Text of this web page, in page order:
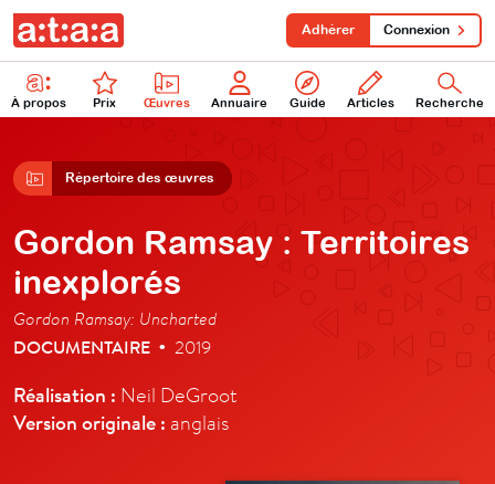
À propos Prix Œuvres Annuaire Guide Articles Recherche
Adhérer Connexion
Répertoire des œuvres
Gordon Ramsay : Territoires
inexplorés
Gordon Ramsay: Uncharted
DOCUMENTAIRE • 2019
Réalisation : Neil DeGroot
Version originale : anglais